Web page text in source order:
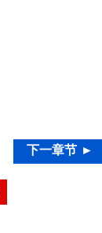
下一章节 ►